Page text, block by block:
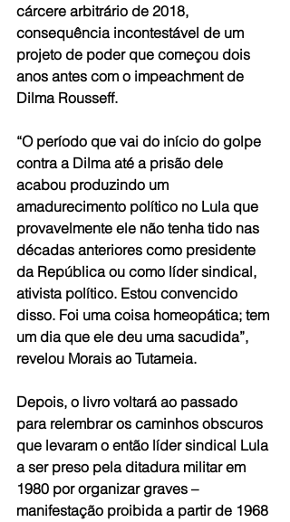
cárcere arbitrário de 2018,
consequência incontestável de um
projeto de poder que começou dois
anos antes com o impeachment de
Dilma Rousseff.
“O período que vai do início do golpe
contra a Dilma até a prisão dele
acabou produzindo um
amadurecimento político no Lula que
provavelmente ele não tenha tido nas
décadas anteriores como presidente
da República ou como líder sindical,
ativista político. Estou convencido
disso. Foi uma coisa homeopática; tem
um dia que ele deu uma sacudida”,
revelou Morais ao Tutameia.
Depois, o livro voltará ao passado
para relembrar os caminhos obscuros
que levaram o então líder sindical Lula
a ser preso pela ditadura militar em
1980 por organizar graves –
manifestação proibida a partir de 1968